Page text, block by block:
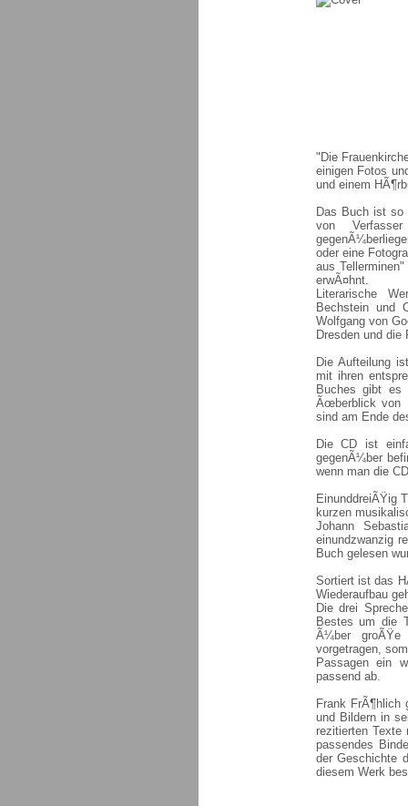
"Die
einigen Fotos
und einem
Das Buch ist so
von
oder eine
aus
erwÃ¤hnt.
Literarische
Bechstein und
Wolfgang von
Dresden und die
Die Aufteilung
mit ihren
Buches gibt es
Ãœberblick von
sind am Ende
Die CD ist
gegenÃ¼ber
wenn man die
EinunddreiÃŸig
kurzen
Johann
einundzwanzig
Buch gelesen
Sortiert ist das
Wiederaufbau
Die drei
Bestes um die
Ã¼ber groÃŸe
vorgetragen,
Passagen ein
passend ab.
Frank FrÃ¶hlich
und Bildern in
rezitierten
passendes
der Geschichte
diesem Werk